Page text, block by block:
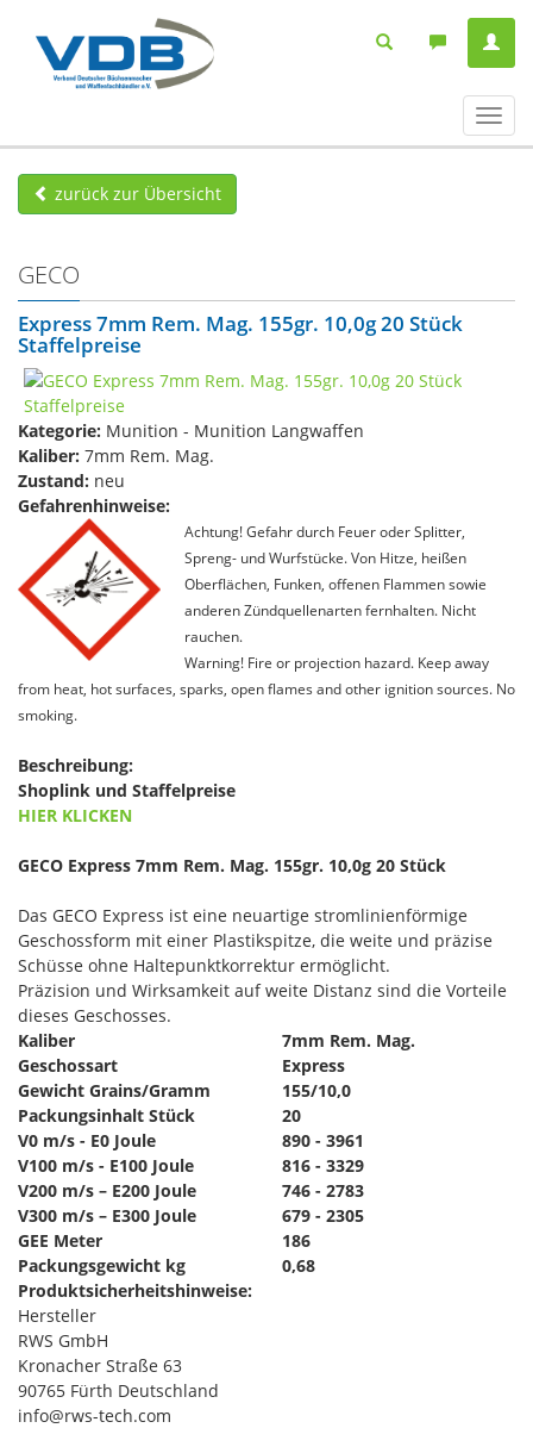
ein-/
zurück zur Übersicht
GECO
Express 7mm Rem. Mag. 155gr. 10,0g 20 Stück
Staffelpreise
Kategorie: Munition - Munition Langwaffen
Kaliber: 7mm Rem. Mag.
Zustand: neu
Gefahrenhinweise:
Achtung! Gefahr durch Feuer oder Splitter,
Spreng- und Wurfstücke. Von Hitze, heißen
Oberflächen, Funken, offenen Flammen sowie
anderen Zündquellenarten fernhalten. Nicht
rauchen.
Warning! Fire or projection hazard. Keep away
from heat, hot surfaces, sparks, open flames and other ignition sources. No
smoking.
Beschreibung:
Shoplink und Staffelpreise
HIER KLICKEN
GECO Express 7mm Rem. Mag. 155gr. 10,0g 20 Stück
Das GECO Express ist eine neuartige stromlinienförmige
Geschossform mit einer Plastikspitze, die weite und präzise
Schüsse ohne Haltepunktkorrektur ermöglicht.
Präzision und Wirksamkeit auf weite Distanz sind die Vorteile
dieses Geschosses.
Kaliber
7mm Rem. Mag.
Geschossart
Express
Gewicht Grains/Gramm
155/10,0
Packungsinhalt Stück
20
V0 m/s - E0 Joule
890 - 3961
V100 m/s - E100 Joule
816 - 3329
V200 m/s – E200 Joule
746 - 2783
V300 m/s – E300 Joule
679 - 2305
GEE Meter
186
Packungsgewicht kg
0,68
Produktsicherheitshinweise:
Hersteller
RWS GmbH
Kronacher Straße 63
90765 Fürth Deutschland
info@rws-tech.com